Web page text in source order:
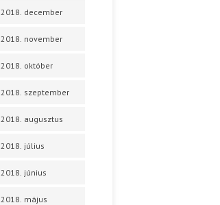
2018. december
2018. november
2018. október
2018. szeptember
2018. augusztus
2018. július
2018. június
2018. május